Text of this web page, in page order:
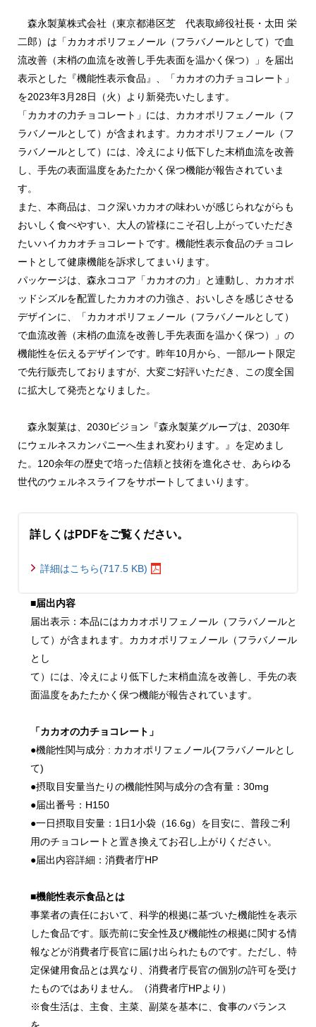
森永製菓株式会社（東京都港区芝 代表取締役社長・太田 栄
二郎）は「カカオポリフェノール（フラバノールとして）で血
流改善（末梢の血流を改善し手先表面を温かく保つ）」を届出
表示とした『機能性表示食品』、「カカオの力チョコレート」
を2023年3月28日（火）より新発売いたします。
「カカオの力チョコレート」には、カカオポリフェノール（フ
ラバノールとして）が含まれます。カカオポリフェノール（フ
ラバノールとして）には、冷えにより低下した末梢血流を改善
し、手先の表面温度をあたたかく保つ機能が報告されていま
す。
また、本商品は、コク深いカカオの味わいが感じられながらも
おいしく食べやすい、大人の皆様にこそ召し上がっていただき
たいハイカカオチョコレートです。機能性表示食品のチョコレ
ートとして健康機能を訴求してまいります。
パッケージは、森永ココア「カカオの力」と連動し、カカオポ
ッドシズルを配置したカカオの力強さ、おいしさを感じさせる
デザインに、「カカオポリフェノール（フラバノールとして）
で血流改善（末梢の血流を改善し手先表面を温かく保つ）」の
機能性を伝えるデザインです。昨年10月から、一部ルート限定
で先行販売しておりますが、大変ご好評いただき、この度全国
に拡大して発売となりました。
森永製菓は、2030ビジョン『森永製菓グループは、2030年
にウェルネスカンパニーへ生まれ変わります。』を定めまし
た。120余年の歴史で培った信頼と技術を進化させ、あらゆる
世代のウェルネスライフをサポートしてまいります。
詳しくはPDFをご覧ください。
詳細はこちら(717.5 KB)
■届出内容
届出表示：本品にはカカオポリフェノール（フラバノールと
して）が含まれます。カカオポリフェノール（フラバノール
とし
て）には、冷えにより低下した末梢血流を改善し、手先の表
面温度をあたたかく保つ機能が報告されています。
「カカオの力チョコレート」
●機能性関与成分 : カカオポリフェノール(フラバノールとし
て)
●摂取目安量当たりの機能性関与成分の含有量：30mg
●届出番号：H150
●一日摂取目安量：1日1小袋（16.6g）を目安に、普段ご利
用のチョコレートと置き換えてお召し上がりください。
●届出内容詳細：消費者庁HP
■機能性表示食品とは
事業者の責任において、科学的根拠に基づいた機能性を表示
した食品です。販売前に安全性及び機能性の根拠に関する情
報などが消費者庁長官に届け出られたものです。ただし、特
定保健用食品とは異なり、消費者庁長官の個別の許可を受け
たものではありません。（消費者庁HPより）
※食生活は、主食、主菜、副菜を基本に、食事のバランス